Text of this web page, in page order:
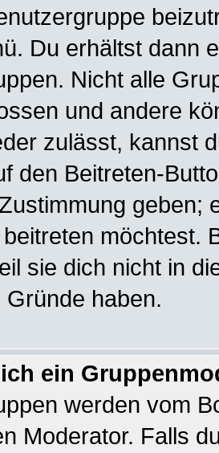
Du erhältst dann
Nicht alle
und andere
zulässt, kannst
den Beitreten-
geben;
möchtest.
sie dich nicht in
haben.
ein
werden vom
Moderator. Falls